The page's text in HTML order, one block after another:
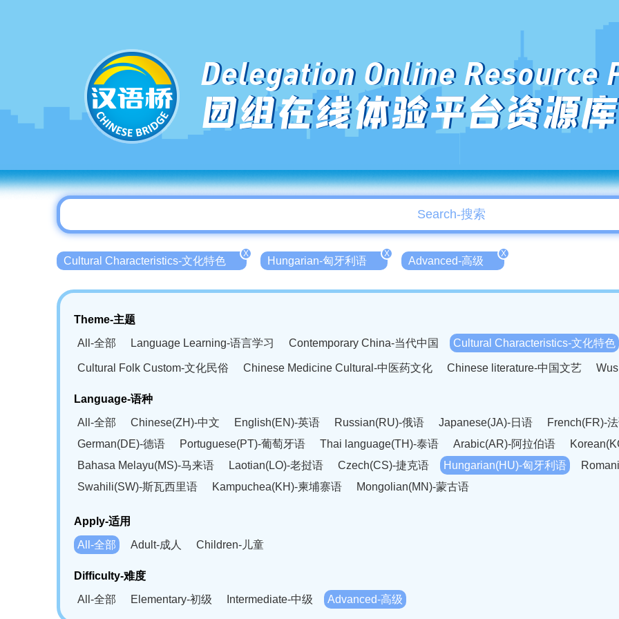
Delegation Online Resource
团组在线体验平台资源库
Cultural Characteristics-文化特色
X
Hungarian-匈牙利语
X
Advanced-高级
X
Theme-主题
All-全部
Language Learning-语言学习 Contemporary China-当代中国 Cultural Characteristics-文化特色
Cultural Folk Custom-文化民俗 Chinese Medicine Cultural-中医药文化 Chinese literature-中国文艺
Language-语种
All-全部
Chinese(ZH)-中文 English(EN)-英语 Russian(RU)-俄语 Japanese(JA)-日语
French(FR)-
German(DE)-德语
Portuguese(PT)-葡萄牙语 Thai language(TH)-泰语 Arabic(AR)-阿拉伯语
Bahasa Melayu(MS)-马来语
Laotian(LO)-老挝语 Czech(CS)-捷克语 Hungarian(HU)-匈牙利语
Swahili(SW)-斯瓦西里语
Kampuchea(KH)-柬埔寨语 Mongolian(MN)-蒙古语
Apply-适用
All-全部
Adult-成人 Children-儿童
Difficulty-难度
All-全部
Elementary-初级 Intermediate-中级 Advanced-高级